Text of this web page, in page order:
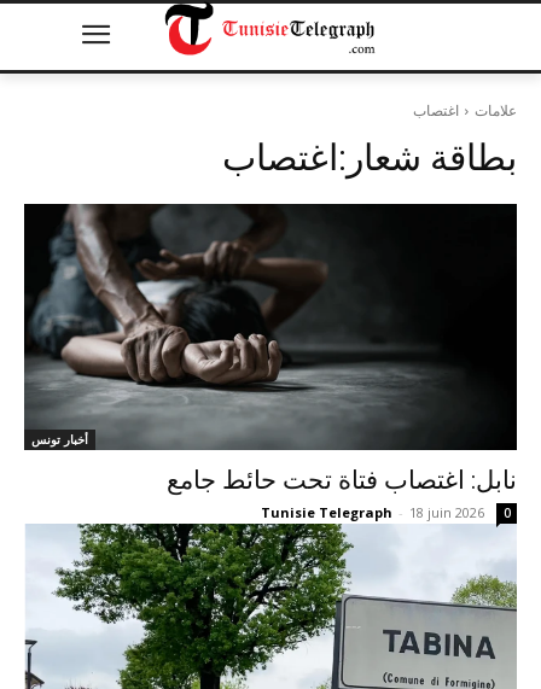
علامات اغتصاب
بطاقة شعار:اغتصاب
أخبار تونس
نابل: اغتصاب فتاة تحت حائط جامع
Tunisie Telegraph - 18 juin 2026 0